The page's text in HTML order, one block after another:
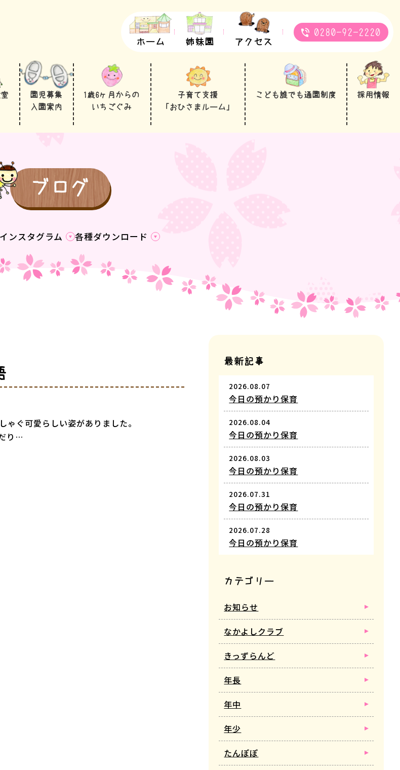
園児募集
入園案内
1歳6ヶ月からの
いちごぐみ
子育て支援
「おひさまルーム」
こども誰でも通園制度 採用情報
ホーム 姉妹園 アクセス
0280-92-2220
ブログ
ンスタグラム 各種ダウンロード
ぐ可愛らしい姿がありました。
り…
最新記事
2026.08.07
今日の預かり保育
2026.08.04
今日の預かり保育
2026.08.03
今日の預かり保育
2026.07.31
今日の預かり保育
2026.07.28
今日の預かり保育
カテゴリー
お知らせ
なかよしクラブ
きっずらんど
年長
年中
年少
たんぽぽ